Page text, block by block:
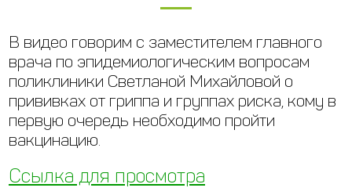
В видео говорим с заместителем главного
врача по эпидемиологическим вопросам
поликлиники Светланой Михайловой о
прививках от гриппа и группах риска, кому в
первую очередь необходимо пройти
вакцинацию.
Ссылка для просмотра